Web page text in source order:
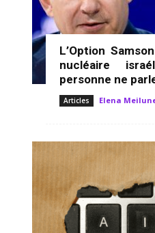
L’Option
nucléaire
personne ne
Articles Elena